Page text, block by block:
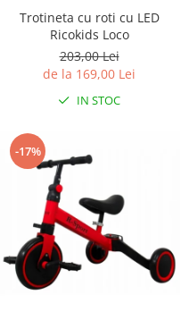
Trotineta cu roti cu LED
Ricokids Loco
203,00 Lei
de la 169,00 Lei
IN STOC
-17%